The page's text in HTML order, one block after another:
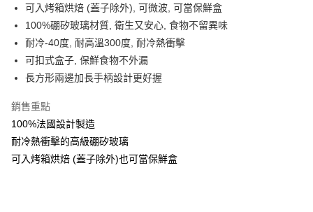
上海商業儲蓄銀行
台北富邦商業銀行
國泰世華商業銀行
兆豐國際商業銀行
臺灣中小企業銀行
台中商業銀行
匯豐（台灣）商業銀行
聯邦商業銀行
元大商業銀行
台新國際商業銀行
台灣樂天信用卡公司
Apple Pay
街口支付
悠遊付
運送方式
新竹貨運
每筆NT$150，滿NT$4,000(含以上)免運費
可入烤箱烘焙 (蓋子除外), 可微波, 可當保鮮盒
100%硼矽玻璃材質, 衛生又安心, 食物不留異味
耐冷-40度, 耐高溫300度, 耐冷熱衝擊
可扣式盒子, 保鮮食物不外漏
長方形兩邊加長手柄設計更好握
銷售重點
100%法國設計製造
耐冷熱衝擊的高級硼矽玻璃
可入烤箱烘焙 (蓋子除外)也可當保鮮盒